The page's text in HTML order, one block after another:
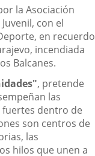
la Asociación
con el
en recuerdo
incendiada
Balcanes.
, pretende
las
fuertes dentro de
son centros de
las
hilos que unen a